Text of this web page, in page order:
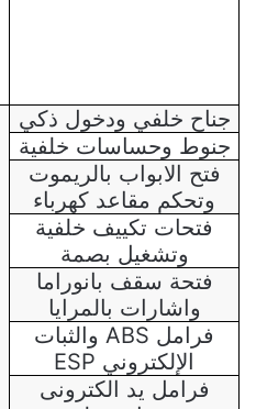
جناح خلفي ودخول ذكي
جنوط وحساسات خلفية
فتح الابواب بالريموت
وتحكم مقاعد كهرباء
فتحات تكييف خلفية
وتشغيل بصمة
فتحة سقف بانوراما
واشارات بالمرايا
فرامل ABS والثبات
الإلكتروني ESP
فرامل يد الكترونى